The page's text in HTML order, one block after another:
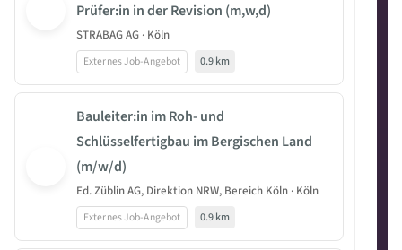
Prüfer:in in der Revision (m,w,d)
STRABAG AG · Köln
Externes Job-Angebot 0.9 km
Bauleiter:in im Roh- und
Schlüsselfertigbau im Bergischen Land
(m/w/d)
Ed. Züblin AG, Direktion NRW, Bereich Köln · Köln
Externes Job-Angebot 0.9 km